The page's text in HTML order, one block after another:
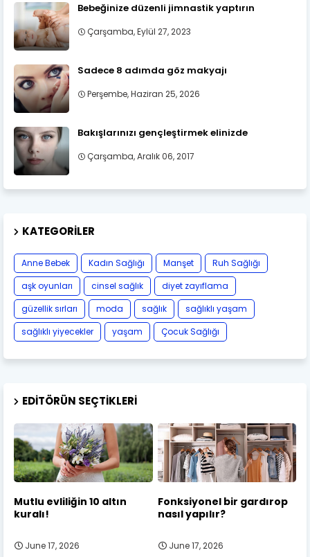
Bebeğinize düzenli jimnastik yaptırın
Çarşamba, Eylül 27, 2023
Sadece 8 adımda göz makyajı
Perşembe, Haziran 25, 2026
Bakışlarınızı gençleştirmek elinizde
Çarşamba, Aralık 06, 2017
KATEGORILER
Anne Bebek Kadın Sağlığı Manşet
Ruh Sağlığı
aşk oyunları
cinsel sağlık
diyet zayıflama
güzellik sırları
moda sağlık
sağlıklı yaşam
sağlıklı yiyecekler
yaşam Çocuk Sağlığı
EDITÖRÜN SEÇTIKLERI
Mutlu evliliğin 10 altın
kuralı!
June 17, 2026
Fonksiyonel bir gardırop
nasıl yapılır?
June 17, 2026